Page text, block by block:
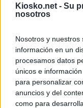
Kiosko.net - Su
nosotros
Nosotros y nuestros
información en un
procesamos datos
únicos e
para personalizar
anuncios y del
como para